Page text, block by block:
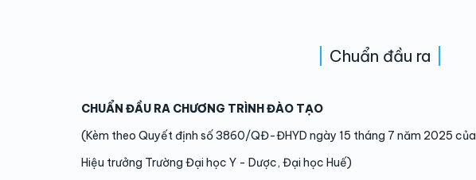
Chuẩn đầu ra
CHUẨN ĐẦU RA CHƯƠNG TRÌNH ĐÀO TẠO
(Kèm theo Quyết định số 3860/QĐ-ĐHYD ngày 15 tháng 7 năm 2025 của
Hiệu trưởng Trường Đại học Y - Dược, Đại học Huế)